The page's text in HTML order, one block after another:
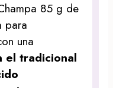
85 g de
para
una
el tradicional